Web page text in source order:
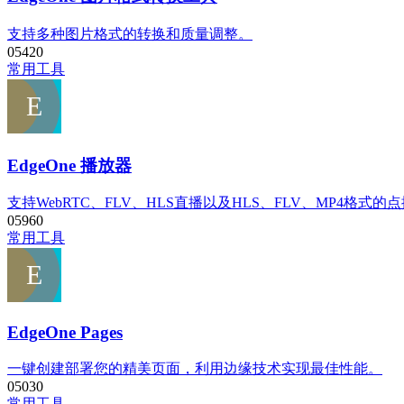
支持多种图片格式的转换和质量调整。
05420
常用工具
EdgeOne 播放器
支持WebRTC、FLV、HLS直播以及HLS、FLV、MP4格式的点
05960
常用工具
EdgeOne Pages
一键创建部署您的精美页面，利用边缘技术实现最佳性能。
05030